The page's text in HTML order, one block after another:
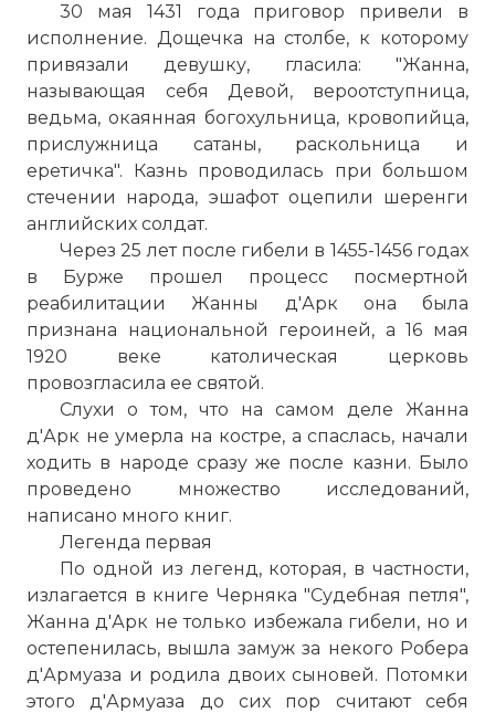
30 мая 1431 года приговор привели в
исполнение. Дощечка на столбе, к которому
привязали девушку, гласила: "Жанна,
называющая себя Девой, вероотступница,
ведьма, окаянная богохульница, кровопийца,
прислужница сатаны, раскольница и
еретичка". Казнь проводилась при большом
стечении народа, эшафот оцепили шеренги
английских солдат.
Через 25 лет после гибели в 1455-1456 годах
в Бурже прошел процесс посмертной
реабилитации Жанны д'Арк она была
признана национальной героиней, а 16 мая
1920 веке католическая церковь
провозгласила ее святой.
Слухи о том, что на самом деле Жанна
д'Арк не умерла на костре, а спаслась, начали
ходить в народе сразу же после казни. Было
проведено множество исследований,
написано много книг.
Легенда первая
По одной из легенд, которая, в частности,
излагается в книге Черняка "Судебная петля",
Жанна д'Арк не только избежала гибели, но и
остепенилась, вышла замуж за некого Робера
д'Армуаза и родила двоих сыновей. Потомки
этого д'Армуаза до сих пор считают себя